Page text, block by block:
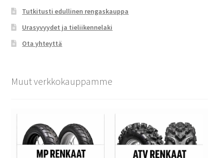
Tutkitusti edullinen rengaskauppa
Urasyvyydet ja tieliikennelaki
Ota yhteyttä
Muut verkkokauppamme